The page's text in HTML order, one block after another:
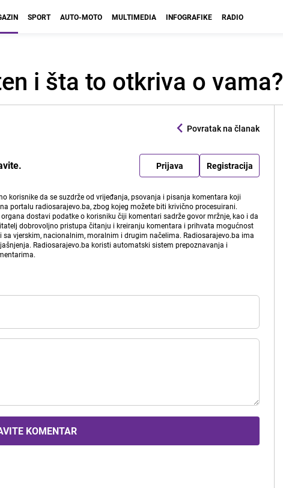
SPORT AUTO-MOTO MULTIMEDIA INFOGRAFIKE RADIO
i šta to otkriva o vama?
Povratak na članak
Prijava Registracija
korisnike da se suzdrže od vrijeđanja, psovanja i pisanja komentara koji
portalu radiosarajevo.ba, zbog kojeg možete biti krivično procesuirani.
dostavi podatke o korisniku čiji komentari sadrže govor mržnje, kao i da
dobrovoljno pristupa čitanju i kreiranju komentara i prihvata mogućnost
vjerskim, nacionalnim, moralnim i drugim načelima. Radiosarajevo.ba ima
Radiosarajevo.ba koristi automatski sistem prepoznavanja i
KOMENTAR